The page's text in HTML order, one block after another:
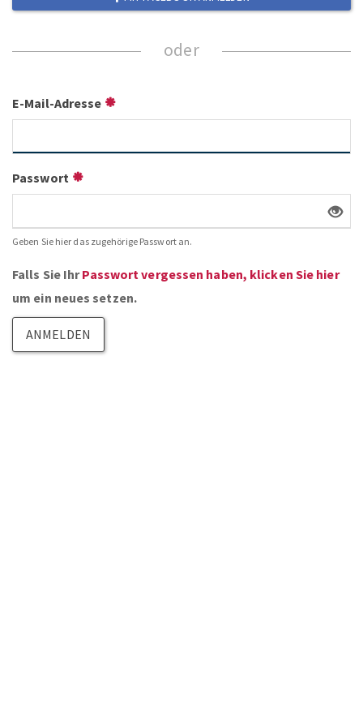
E-Mail-Adresse
Passwort
Geben Sie hier das zugehörige Passwort an.
Falls Sie IhrPasswort vergessen haben, klicken Sie hier
um ein neues setzen.
ANMELDEN